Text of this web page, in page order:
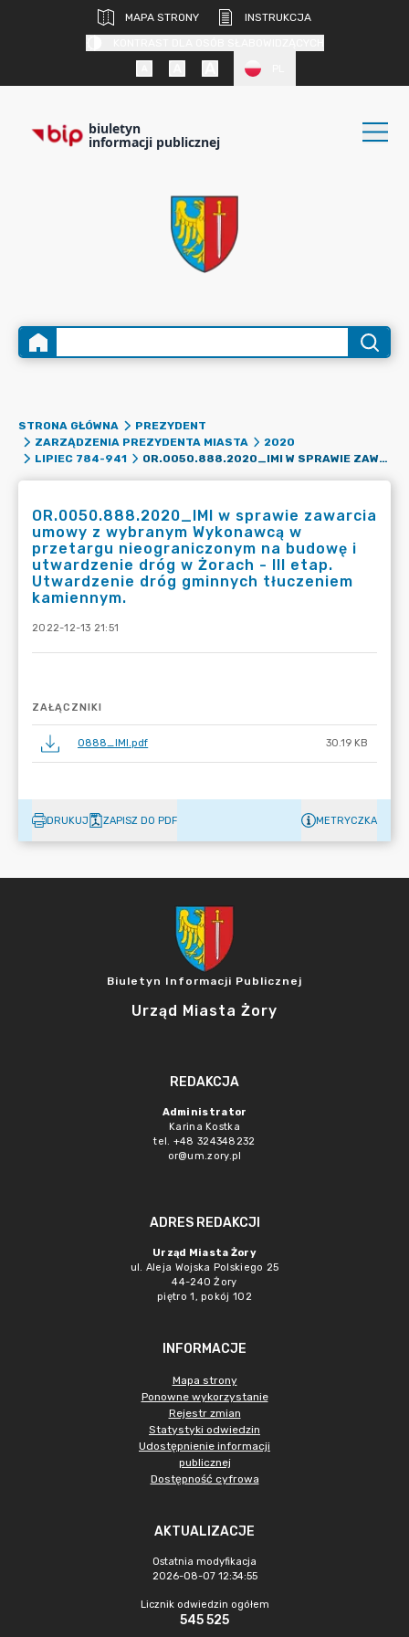
MAPA STRONY
INSTRUKCJA
biuletyn
informacji publicznej
STRONA GŁÓWNA
PREZYDENT
ZARZĄDZENIA PREZYDENTA MIASTA
2020
LIPIEC 784-941
OR.0050.888.2020_IMI W SPRAWIE ZAWARCIA UMOWY Z WYBRANYM WYKONAWCĄ W PRZETARGU NIEOGRANICZONYM NA BUDOWĘ I UTWARDZENIE DRÓG W ŻORACH - III ETAP. UTWARDZENIE DRÓG GMINNYCH TŁUCZENIEM KAMIENNYM.
OR.0050.888.2020_IMI w sprawie zawarcia
umowy z wybranym Wykonawcą w
przetargu nieograniczonym na budowę i
utwardzenie dróg w Żorach - III etap.
Utwardzenie dróg gminnych tłuczeniem
kamiennym.
2022-12-13 21:51
ZAŁĄCZNIKI
0888_IMI.pdf 30.19 KB
DRUKUJ ZAPISZ DO PDF METRYCZKA
Biuletyn Informacji Publicznej
Urząd Miasta Żory
REDAKCJA
Administrator
Karina Kostka
tel. +48 324348232
or@um.zory.pl
ADRES REDAKCJI
Urząd Miasta Żory
ul. Aleja Wojska Polskiego 25
44-240 Żory
piętro 1, pokój 102
INFORMACJE
Mapa strony
Ponowne wykorzystanie
Rejestr zmian
Statystyki odwiedzin
Udostępnienie informacji
publicznej
Dostępność cyfrowa
AKTUALIZACJE
Ostatnia modyfikacja
2026-08-07 12:34:55
Licznik odwiedzin ogółem
545 525